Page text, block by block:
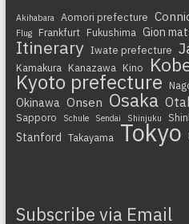
Akihabara Aomori prefecture
Flug Frankfurt Fukushima Gion
Itinerary Iwate prefecture
Kamakura
Kanazawa Kino
Kyoto prefecture
Okinawa Onsen Osaka
Sapporo Schule Sendai Shinjuku
Stanford Takayama Tokyo
Subscribe via Email